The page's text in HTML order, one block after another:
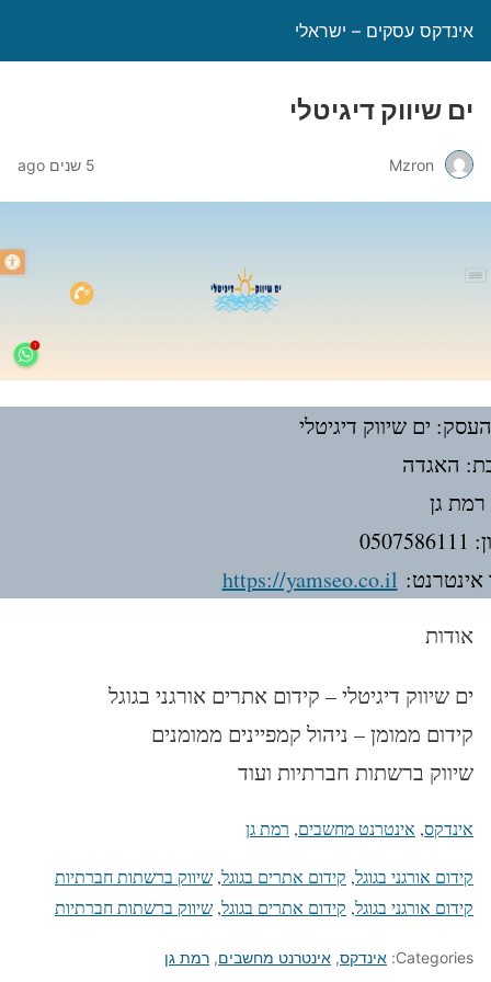
אינדקס עסקים – ישראלי
ים שיווק דיגיטלי
Mzron 5 שנים ago
ים שיווק דיגיטלי
האגדה
רמת גן
https://yamseo.co.il
אודות
ים שיווק דיגיטלי – קידום אתרים אורגני בגוגל
קידום ממומן – ניהול קמפיינים ממומנים
שיווק ברשתות חברתיות ועוד
אינדקס, אינטרנט מחשבים, רמת גן
קידום אורגני בגוגל, קידום אתרים בגוגל, שיווק ברשתות חברתיות
קידום אורגני בגוגל, קידום אתרים בגוגל, שיווק ברשתות חברתיות
Categories: אינדקס, אינטרנט מחשבים, רמת גן